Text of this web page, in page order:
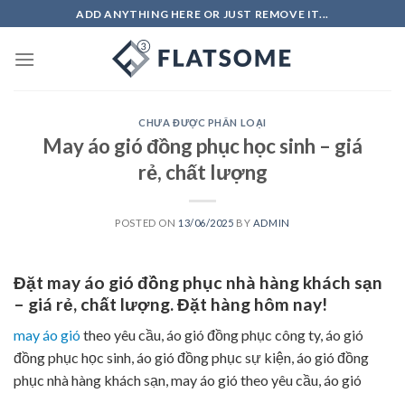
to
content
ADD ANYTHING HERE OR JUST REMOVE IT...
CHƯA ĐƯỢC PHÂN LOẠI
May áo gió đồng phục học sinh – giá
rẻ, chất lượng
POSTED ON 13/06/2025 BY ADMIN
Đặt may áo gió đồng phục nhà hàng khách sạn
– giá rẻ, chất lượng. Đặt hàng hôm nay!
may áo giótheo yêu cầu, áo gió đồng phục công ty, áo gió
đồng phục học sinh, áo gió đồng phục sự kiện, áo gió đồng
phục nhà hàng khách sạn, may áo gió theo yêu cầu, áo gió